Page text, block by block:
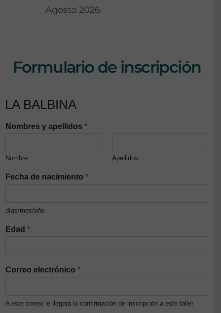
Agosto 2026
Formulario de inscripción
LA BALBINA
Nombres y apellidos *
Nombre Apellidos
Fecha de nacimiento *
días/mes/año
Edad *
Correo electrónico *
A este correo le llegará la confirmación de inscripción a este taller